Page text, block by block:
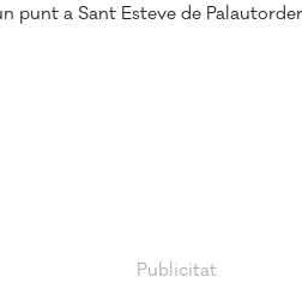
punt a Sant Esteve de